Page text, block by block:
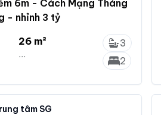
6m - Cách Mạng Tháng
- nhỉnh 3 tỷ
26 m²
...
3
2
tâm SG